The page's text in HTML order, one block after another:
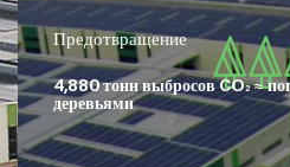
Предотвращение
4,880 тонн выбросов CO2≈
деревьями